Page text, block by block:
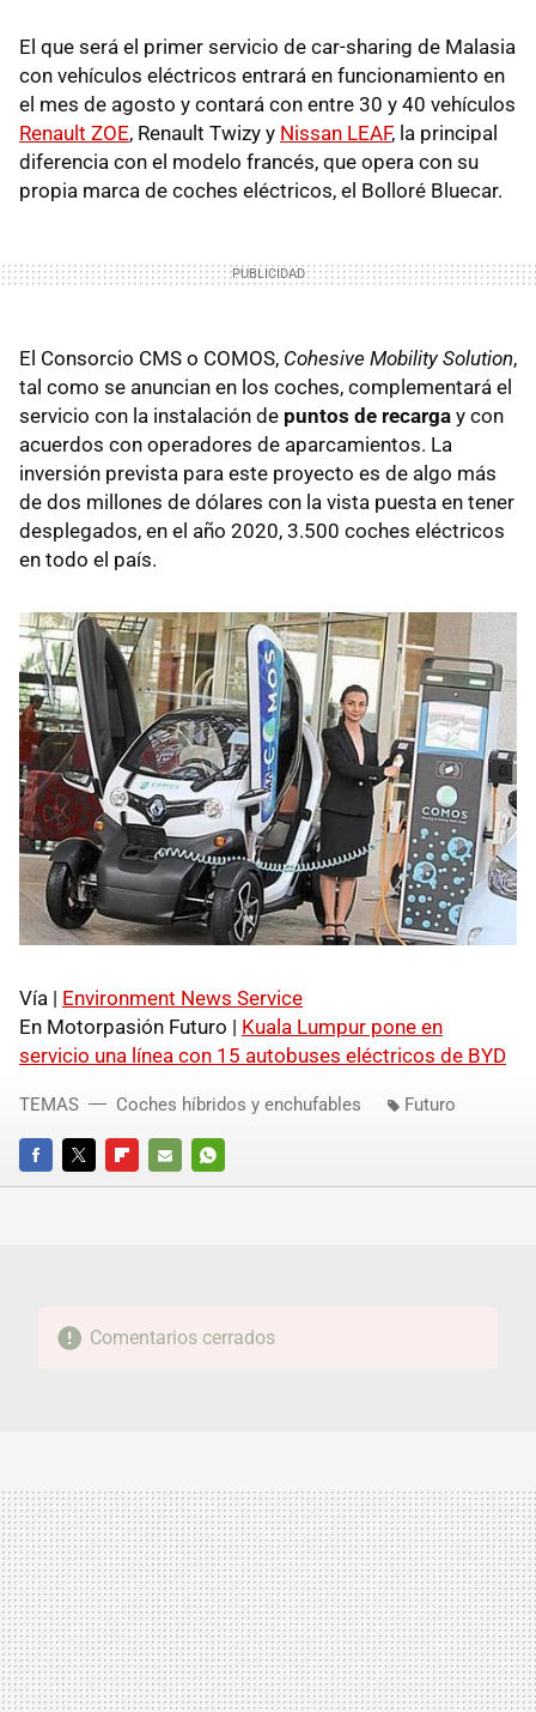
El que será el primer servicio de car-sharing de Malasia
con vehículos eléctricos entrará en funcionamiento en
el mes de agosto y contará con entre 30 y 40 vehículos
Renault ZOE, Renault Twizy y Nissan LEAF, la principal
diferencia con el modelo francés, que opera con su
propia marca de coches eléctricos, el Bolloré Bluecar.
El Consorcio CMS o COMOS, Cohesive Mobility Solution,
tal como se anuncian en los coches, complementará el
servicio con la instalación de puntos de recarga y con
acuerdos con operadores de aparcamientos. La
inversión prevista para este proyecto es de algo más
de dos millones de dólares con la vista puesta en tener
desplegados, en el año 2020, 3.500 coches eléctricos
en todo el país.
Vía | Environment News Service
En Motorpasión Futuro | Kuala Lumpur pone en
servicio una línea con 15 autobuses eléctricos de BYD
FACEBOOKTWITTERFLIPBOARD
E-
WHATSAPP
TEMAS Coches híbridos y enchufables Futuro
Comentarios cerrados